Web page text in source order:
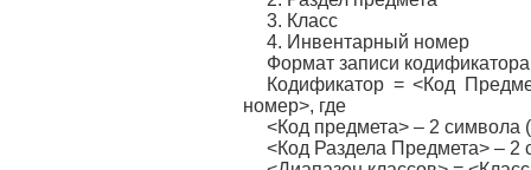
3. Класс
4. Инвентарный номер
Формат записи
Кодификатор = <Код
номер>, где
<Код предмета> – 2 символа
<Код Раздела Предмета> – 2